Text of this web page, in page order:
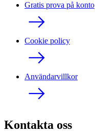
Gratis prova på konto
Cookie policy
Användarvillkor
Kontakta oss